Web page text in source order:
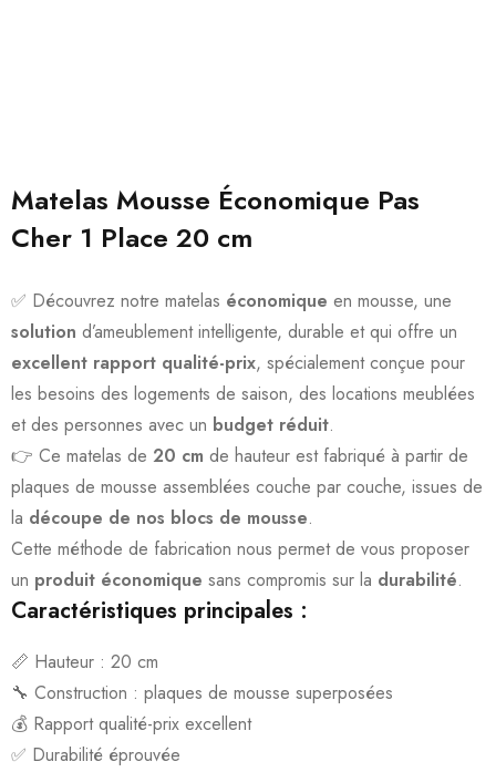
Matelas Mousse Économique Pas
Cher 1 Place 20 cm
✅ Découvrez notre matelas économique en mousse, une
solution d’ameublement intelligente, durable et qui offre un
excellent rapport qualité-prix, spécialement conçue pour
les besoins des logements de saison, des locations meublées
et des personnes avec un budget réduit.
👉 Ce matelas de 20 cm de hauteur est fabriqué à partir de
plaques de mousse assemblées couche par couche, issues de
la découpe de nos blocs de mousse.
Cette méthode de fabrication nous permet de vous proposer
un produit économique sans compromis sur la durabilité.
Caractéristiques principales :
📏 Hauteur : 20 cm
🔧 Construction : plaques de mousse superposées
💰 Rapport qualité-prix excellent
✅ Durabilité éprouvée